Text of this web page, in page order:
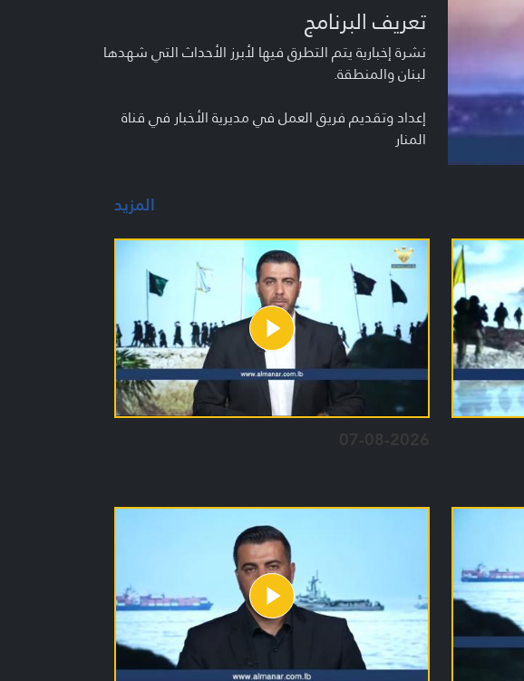
تعريف البرنامج
نشرة إخبارية يتم التطرق فيها لأبرز الأحداث التي شهدها
لبنان والمنطقة.
إعداد وتقديم فريق العمل في مديرية الأخبار في قناة
المنار
المزيد
07-08-2026